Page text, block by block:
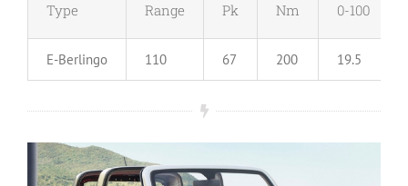
Type Range Pk Nm 0-100
E-Berlingo 110 67 200 19.5